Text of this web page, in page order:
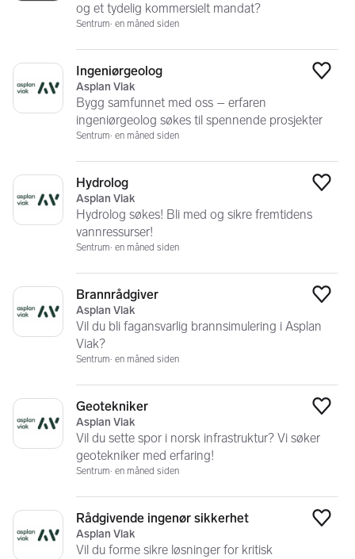
og et tydelig kommersielt mandat?
Sentrum en måned siden
Ingeniørgeolog
Asplan Viak
Bygg samfunnet med oss – erfaren
ingeniørgeolog søkes til spennende prosjekter
Sentrum en måned siden
Hydrolog
Asplan Viak
Hydrolog søkes! Bli med og sikre fremtidens
vannressurser!
Sentrum en måned siden
Brannrådgiver
Asplan Viak
Vil du bli fagansvarlig brannsimulering i Asplan
Viak?
Sentrum en måned siden
Geotekniker
Asplan Viak
Vil du sette spor i norsk infrastruktur? Vi søker
geotekniker med erfaring!
Sentrum en måned siden
Rådgivende ingenør sikkerhet
Asplan Viak
Vil du forme sikre løsninger for kritisk